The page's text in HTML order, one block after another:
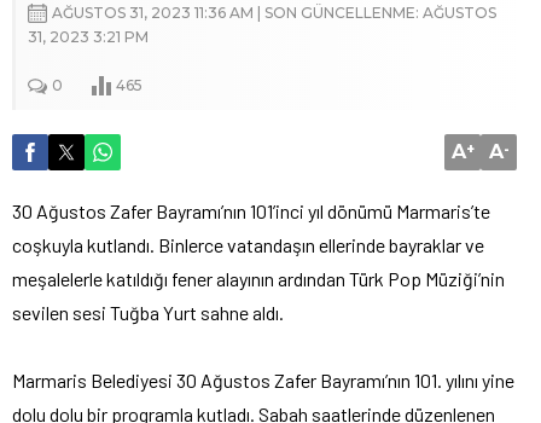
AĞUSTOS 31, 2023 11:36 AM | SON GÜNCELLENME: AĞUSTOS
31, 2023 3:21 PM
0 465
A+ A-
30 Ağustos Zafer Bayramı’nın 101’inci yıl dönümü Marmaris’te
coşkuyla kutlandı. Binlerce vatandaşın ellerinde bayraklar ve
meşalelerle katıldığı fener alayının ardından Türk Pop Müziği’nin
sevilen sesi Tuğba Yurt sahne aldı.
Marmaris Belediyesi 30 Ağustos Zafer Bayramı’nın 101. yılını yine
dolu dolu bir programla kutladı. Sabah saatlerinde düzenlenen